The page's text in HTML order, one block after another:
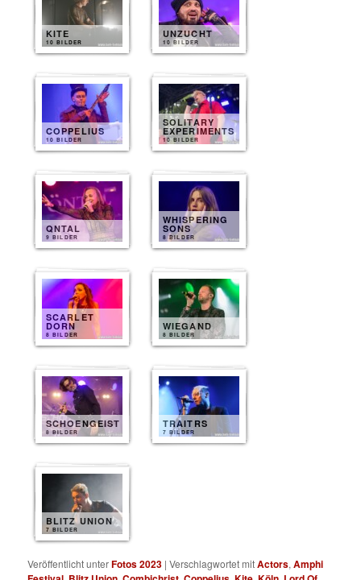
KITE
10 BILDER
UNZUCHT
10 BILDER
COPPELIUS
10 BILDER
SOLITARY
EXPERIMENTS
10 BILDER
QNTAL
9 BILDER
WHISPERING
SONS
8 BILDER
SCARLET
DORN
8 BILDER
WIEGAND
8 BILDER
SCHOENGEIST
8 BILDER
TRAITRS
7 BILDER
BLITZ UNION
7 BILDER
Veröffentlicht unterFotos 2023 |Verschlagwortet mitActors,Amphi